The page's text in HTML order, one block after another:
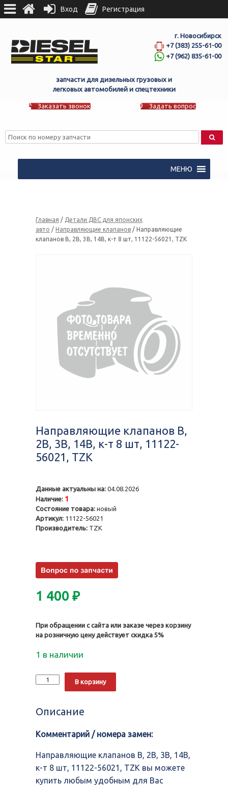
г. Новосибирск
+7 (383) 255-61-00
+7 (962) 835-61-00
запчасти для дизельных грузовых и
легковых автомобилей и спецтехники
Заказать звонок Задать вопрос
МЕНЮ
Главная / Детали ДВС для японских
авто / Направляющие клапанов / Направляющие
клапанов B, 2B, 3B, 14B, к-т 8 шт, 11122-56021, TZK
Направляющие клапанов B,
2B, 3B, 14B, к-т 8 шт, 11122-
56021, TZK
Данные актуальны на: 04.08.2026
Наличие: 1
Состояние товара: новый
Артикул: 11122-56021
Производитель: TZK
1 400 ₽
При обращении с сайта или заказе через корзину
на розничную цену действует скидка 5%
1 в наличии
Количество
Направляющие
2B,
14B,
т
шт,
11122-
В корзину
Описание
Комментарий / номера замен:
Направляющие клапанов B, 2B, 3B, 14B,
к-т 8 шт, 11122-56021, TZK вы можете
купить любым удобным для Вас
Вход Регистрация